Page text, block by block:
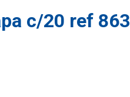
c/20 ref 863